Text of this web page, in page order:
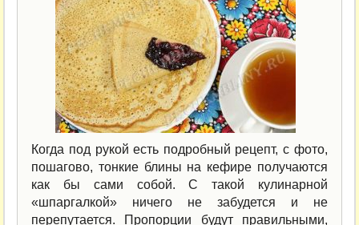
Когда под рукой есть подробный рецепт, с фото,
пошагово, тонкие блины на кефире получаются
как бы сами собой. С такой кулинарной
«шпаргалкой» ничего не забудется и не
перепутается. Пропорции будут правильными,